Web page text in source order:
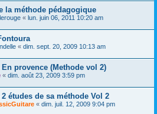
la méthode pédagogique
« lun. juin 06, 2011 10:20 am
« dim. sept. 20, 2009 10:13 am
provence (Methode vol 2)
« dim. août 23, 2009 3:59 pm
études de sa méthode Vol 2
« dim. juil. 12, 2009 9:04 pm